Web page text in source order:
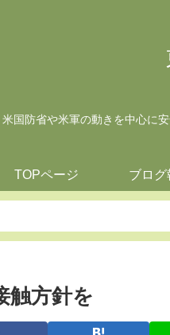
米国防省や米軍の動きを中心に
TOPページ ブログ
触方針を